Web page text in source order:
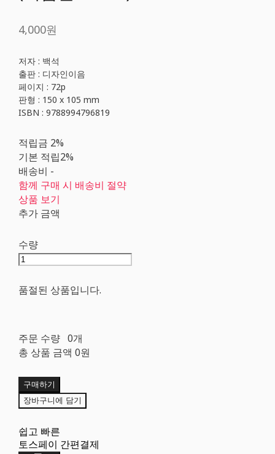
4,000원
저자 : 백석
출판 : 디자인이음
페이지 : 72p
판형 : 150 x 105 mm
ISBN : 9788994796819
적립금 2%
기본 적립2%
배송비 -
함께 구매 시 배송비 절약
상품 보기
추가 금액
수량
품절된 상품입니다.
주문 수량 0개
총 상품 금액 0원
구매하기
장바구니에 담기
쉽고 빠른
토스페이 간편결제